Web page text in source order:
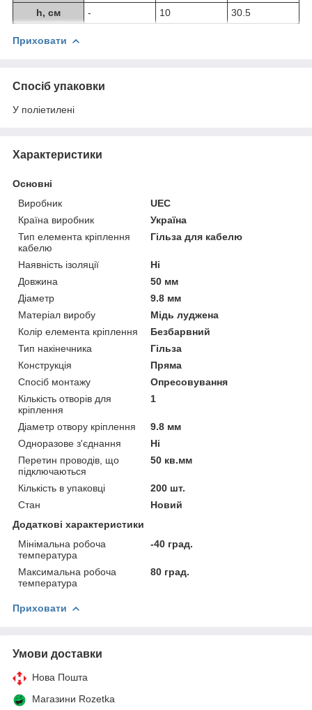
h, см - 10 30.5
Приховати
Спосіб упаковки
У поліетилені
Характеристики
Основні
Виробник
UEC
Країна виробник
Україна
Тип елемента кріплення
кабелю
Гільза для кабелю
Наявність ізоляції
Ні
Довжина
50 мм
Діаметр
9.8 мм
Матеріал виробу
Мідь луджена
Колір елемента кріплення
Безбарвний
Тип накінечника
Гільза
Конструкція
Пряма
Спосіб монтажу
Опресовування
Кількість отворів для
кріплення
1
Діаметр отвору кріплення
9.8 мм
Одноразове з'єднання
Ні
Перетин проводів, що
підключаються
50 кв.мм
Кількість в упаковці
200 шт.
Стан
Новий
Додаткові характеристики
Мінімальна робоча
температура
-40 град.
Максимальна робоча
температура
80 град.
Приховати
Умови доставки
Нова Пошта
Магазини Rozetka